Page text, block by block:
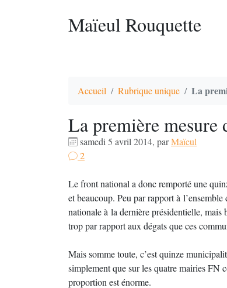
Maïeul Rouquette
Accueil Rubrique unique La
La première mesure
samedi 5 avril 2014, parMaïeul
2
Le front national a donc remporté une
et beaucoup. Peu par rapport à
nationale à la dernière présidentielle,
trop par rapport aux dégats que ces
Mais somme toute, c’est quinze
simplement que sur les quatre mairies FN
proportion est énorme.